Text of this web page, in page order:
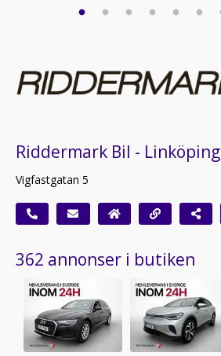
Riddermark Bil - Linköping
Vigfastgatan 5
362 annonser i butiken